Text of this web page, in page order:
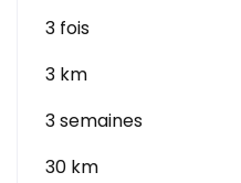
3 fois
3 km
3 semaines
30 km